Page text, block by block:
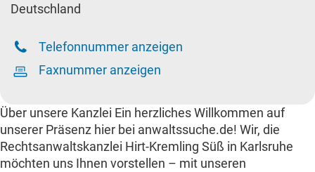
Deutschland
Telefonnummer anzeigen
Faxnummer anzeigen
Über unsere Kanzlei Ein herzliches Willkommen auf
unserer Präsenz hier bei anwaltssuche.de! Wir, die
Rechtsanwaltskanzlei Hirt-Kremling Süß in Karlsruhe
möchten uns Ihnen vorstellen – mit unseren